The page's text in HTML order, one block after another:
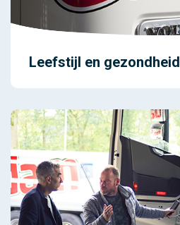
Leefstijl en gezondheid